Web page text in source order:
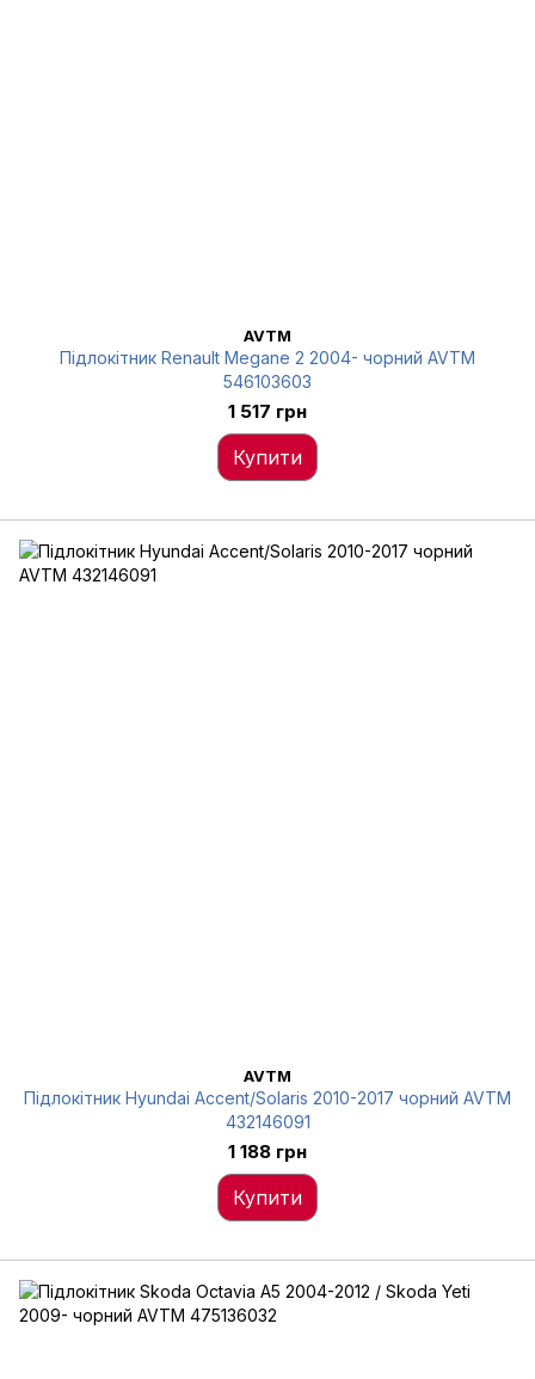
AVTM
Підлокітник Renault Megane 2 2004- чорний AVTM
546103603
1 517 грн
Купити
AVTM
Підлокітник Hyundai Accent/Solaris 2010-2017 чорний AVTM
432146091
1 188 грн
Купити